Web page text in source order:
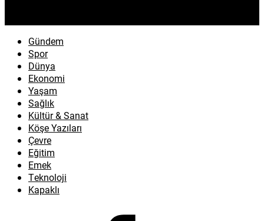
Gündem
Spor
Dünya
Ekonomi
Yaşam
Sağlık
Kültür & Sanat
Köşe Yazıları
Çevre
Eğitim
Emek
Teknoloji
Kapaklı